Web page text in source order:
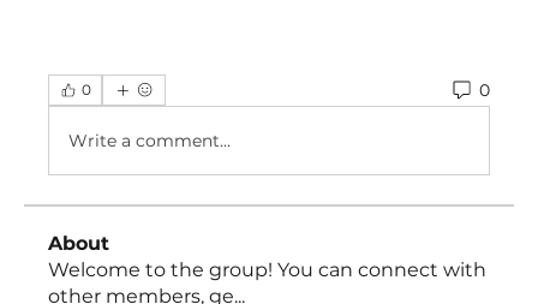
0 0
Write a comment...
About
Welcome to the group! You can connect with
other members, ge...